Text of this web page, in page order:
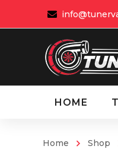
HOME
Home Shop